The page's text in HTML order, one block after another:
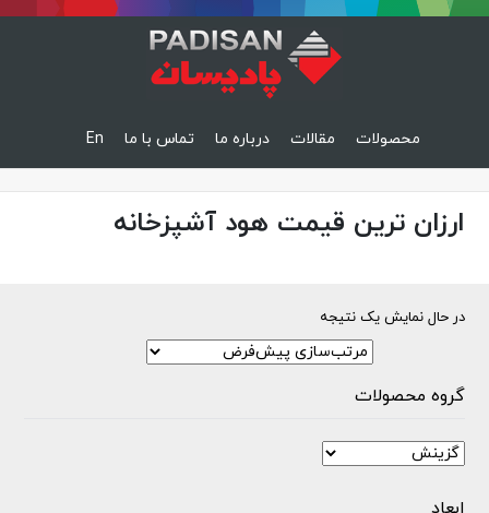
محصولات مقالات درباره ما تماس با ما En
ارزان ترین قیمت هود آشپزخانه
در حال نمایش یک نتیجه
گروه محصولات